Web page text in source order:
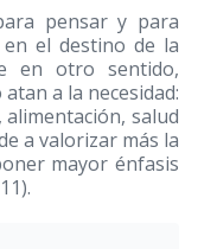
pensar y para
el destino de la
en otro sentido,
a la necesidad:
salud
a valorizar más la
mayor énfasis